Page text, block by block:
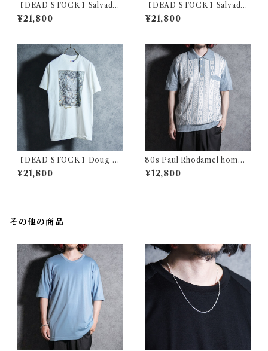
【DEAD STOCK】Salvador
Dali Print T-Shirts “Still Lif
e – Fast Moving” サバドー
¥21,800
【DEAD STOCK】Salvador
Dali Print T-Shirts “The Di
scovery of America by Ch
ツ コロンブスによるアメリカ
の発見
¥21,800
【DEAD STOCK】Doug Au
ld Trick Art Print Tee ダ
グ・オールド トリックアート
¥21,800
80s Paul Rhodamel homme
s Summer Knit Polo Made i
n France ポール・ロダメネル
¥12,800
その他の商品